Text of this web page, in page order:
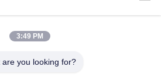
rapido
3:49 PM
you looking for?